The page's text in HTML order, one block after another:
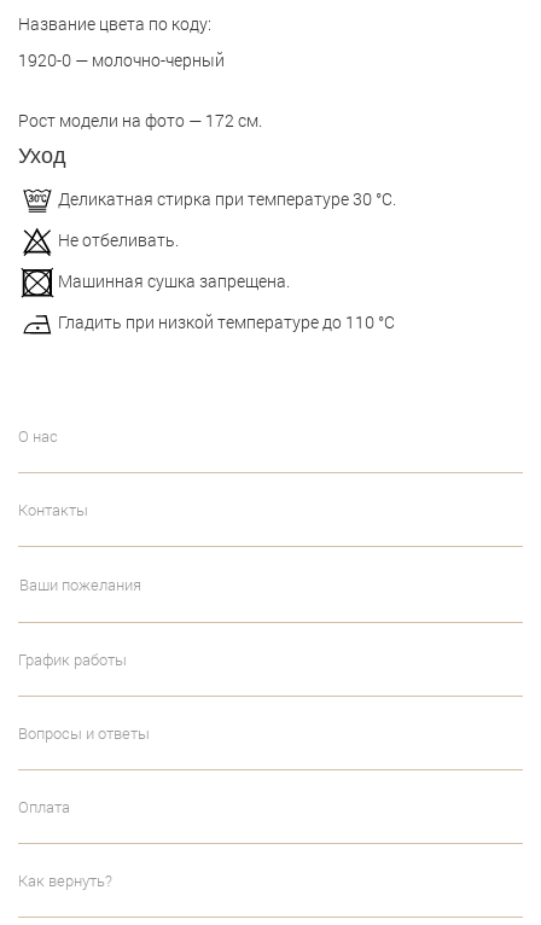
Название цвета по коду:
1920-0 — молочно-черный
Рост модели на фото — 172 см.
Уход
Деликатная стирка при температуре 30 °С.
Не отбеливать.
Машинная сушка запрещена.
Гладить при низкой температуре до 110 °С
О нас
Контакты
Ваши пожелания
График работы
Вопросы и ответы
Оплата
Как вернуть?